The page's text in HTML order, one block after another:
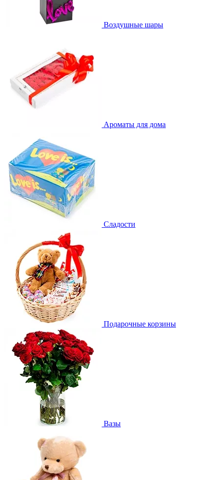
Воздушные шары
Ароматы для дома
Сладости
Подарочные корзины
Вазы